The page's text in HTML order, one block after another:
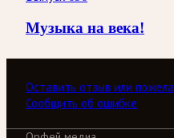
Музыка на века!
Оставить отзыв или
Сообщить об ошибке